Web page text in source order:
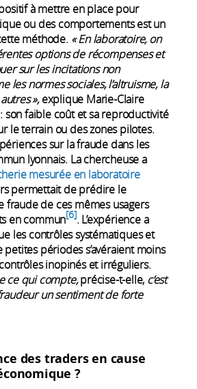
à mettre en place pour
ou des comportements est un
méthode. « En laboratoire, on
options de récompenses et
sur les incitations non
les normes sociales, l’altruisme, la
»,explique Marie-Claire
son faible coût et sa reproductivité
le terrain ou des zones pilotes.
sur la fraude dans les
lyonnais. La chercheuse a
mesurée en laboratoire
permettait de prédire le
de ces mêmes usagers
en commun 6 . L’expérience a
les contrôles systématiques et
périodes s’avéraient moins
inopinés et irréguliers.
ce qui compte,précise-t-elle, c’est
un sentiment de forte
des traders en cause
?